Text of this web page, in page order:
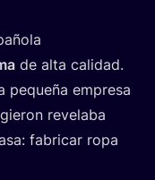
de alta cali­dad.
peque­ña empre­sa
reve­la­ba
fabri­car ropa